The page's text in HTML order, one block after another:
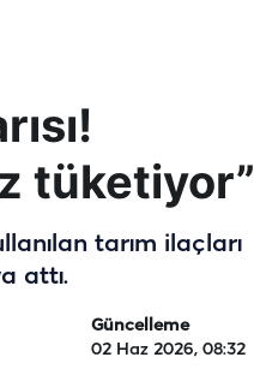
tüketiyor”
tarım ilaçları
attı.
Güncelleme
02 Haz 2026, 08:32